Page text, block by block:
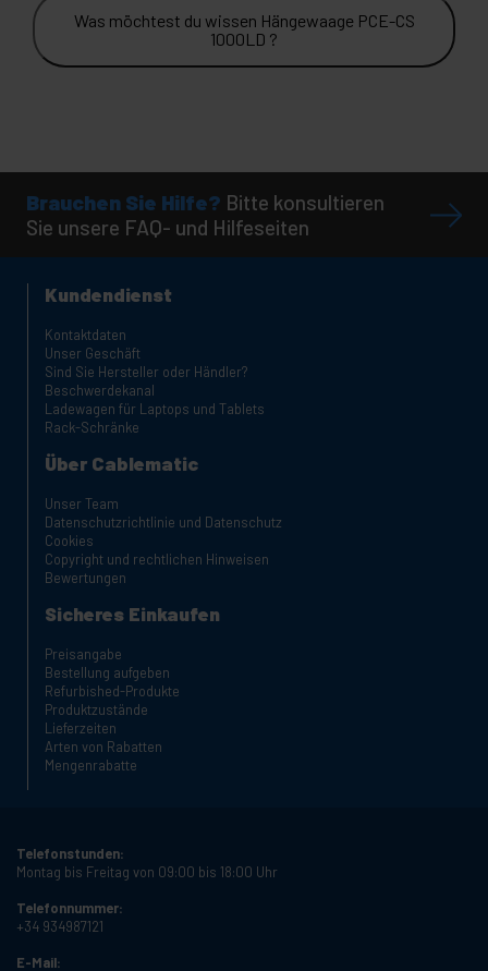
Was möchtest du wissen Hängewaage PCE-CS
1000LD ?
Brauchen Sie Hilfe? Bitte konsultieren
Sie unsere FAQ- und Hilfeseiten
Kundendienst
Kontaktdaten
Unser Geschäft
Sind Sie Hersteller oder Händler?
Beschwerdekanal
Ladewagen für Laptops und Tablets
Rack-Schränke
Über Cablematic
Unser Team
Datenschutzrichtlinie und Datenschutz
Cookies
Copyright und rechtlichen Hinweisen
Bewertungen
Sicheres Einkaufen
Preisangabe
Bestellung aufgeben
Refurbished-Produkte
Produktzustände
Lieferzeiten
Arten von Rabatten
Mengenrabatte
Telefonstunden:
Montag bis Freitag von 09:00 bis 18:00 Uhr
Telefonnummer:
+34 934987121
E-Mail: